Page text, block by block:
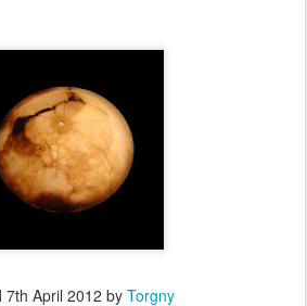
7th April 2012 by Torgny